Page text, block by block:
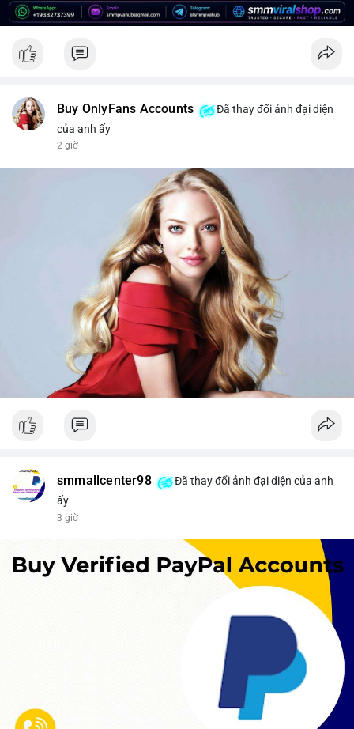
#phanphoisangiaodich
Buy OnlyFans Accounts
Đã thay đổi ảnh đại diện
của anh ấy
2 giờ
smmallcenter98
Đã thay đổi ảnh đại diện của anh
ấy
3 giờ